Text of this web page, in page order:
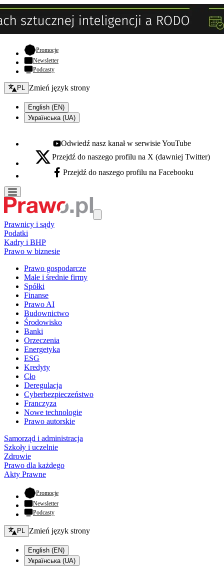
Promocje- otwiera się w nowej karcie
Newsletter
Podcasty
Zmień język - bieżący:
PL Zmień język strony
English (EN)
Українська (UA)
Youtube - otwiera się w nowej karcie
Odwiedź nasz kanał w serwisie YouTube
X - otwiera się w nowej karcie
Przejdź do naszego profilu na X (dawniej Twitter)
Facebook - otwiera się w nowej karcie
Przejdź do naszego profilu na Facebooku
Prawnicy i sądy
Podatki
Kadry i BHP
Prawo w biznesie
Prawo gospodarcze
Małe i średnie firmy
Spółki
Finanse
Prawo AI
Budownictwo
Środowisko
Banki
Orzeczenia
Energetyka
ESG
Kredyty
Cło
Deregulacja
Cyberbezpieczeństwo
Franczyza
Nowe technologie
Prawo autorskie
Samorząd i administracja
Szkoły i uczelnie
Zdrowie
Prawo dla każdego
Akty Prawne
Promocje- otwiera się w nowej karcie
Newsletter
Podcasty
Zmień język - bieżący:
PL Zmień język strony
English (EN)
Українська (UA)